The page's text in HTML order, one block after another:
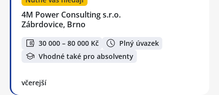
4M Power Consulting s.r.o.
Zábrdovice, Brno
30 000 – 80 000 Kč
Plný úvazek
Vhodné také pro absolventy
včerejší